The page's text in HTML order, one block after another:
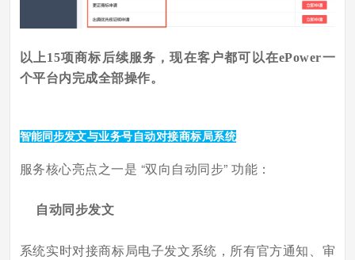
以上15项商标后续服务，现在客户都可以在ePower一
个平台内完成全部操作。
智能同步发文与业务号自动对接商标局系统
服务核心亮点之一是 “双向自动同步” 功能：
自动同步发文
系统实时对接商标局电子发文系统，所有官方通知、审